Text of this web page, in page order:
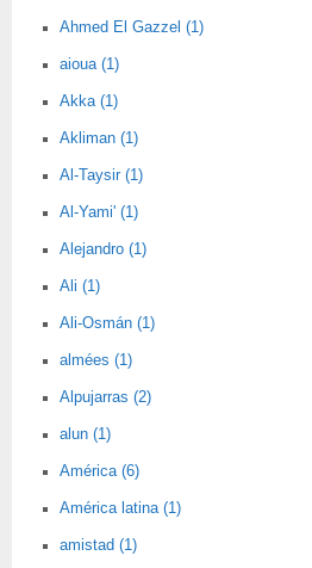
Ahmed El Gazzel (1)
aioua (1)
Akka (1)
Akliman (1)
Al-Taysir (1)
Al-Yami' (1)
Alejandro (1)
Ali (1)
Ali-Osmán (1)
almées (1)
Alpujarras (2)
alun (1)
América (6)
América latina (1)
amistad (1)